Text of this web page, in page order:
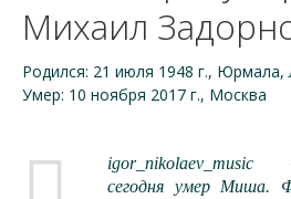
Михаил
Родился: 21 июля 1948 г., Юрмала,
Умер: 10 ноября 2017 г., Москва
сегодня умер Миша.